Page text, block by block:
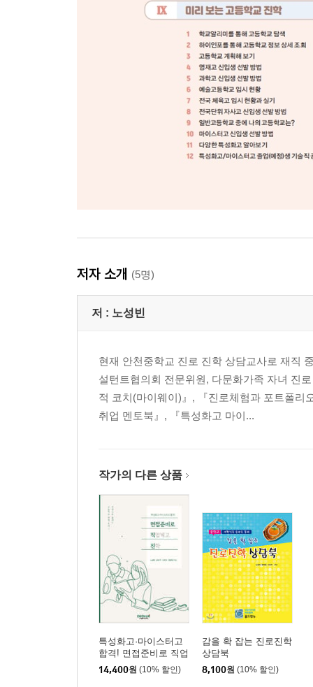
저자 소개 (5명)
저 : 노성빈
현재 안천중학교 진로 진학 상담교사로 재직
설턴트협의회 전문위원, 다문화가족 자녀 진
적 코치(마이웨이)』, 『진로체험과 포트폴리
취업 멘토북』, 『특성화고 마이...
작가의 다른 상품
특성화고·마이스터고
합격! 면접준비로 직업
계고 진학
14,400원 (10% 할인)
감을 확 잡는 진로진학
상담북
8,100원 (10% 할인)